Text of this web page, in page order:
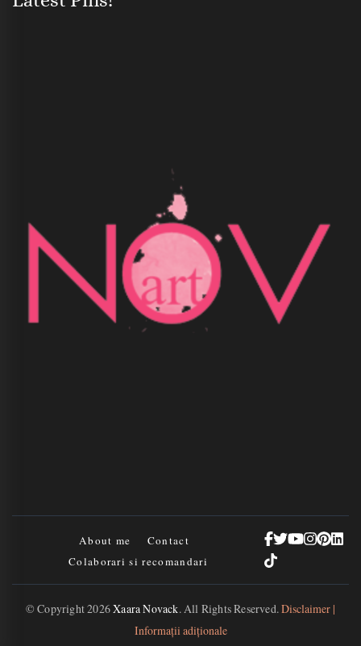
About me
Contact
Colaborari si recomandari
© Copyright 2026Xaara Novack. All Rights Reserved.Disclaimer |
Informații adiționale